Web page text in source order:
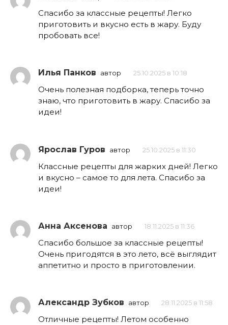
Спасибо за классные рецепты! Легко
приготовить и вкусно есть в жару. Буду
пробовать все!
Илья Панков автор 25.10.2025 в 10:18
Очень полезная подборка, теперь точно
знаю, что приготовить в жару. Спасибо за
идеи!
Ярослав Гуров автор 25.10.2025 в 11:30
Классные рецепты для жарких дней! Легко
и вкусно – самое то для лета. Спасибо за
идеи!
Анна Аксенова автор 18.11.2025 в 11:36
Спасибо большое за классные рецепты!
Очень пригодятся в это лето, всё выглядит
аппетитно и просто в приготовлении.
Александр Зубков автор 28.11.2025 в 11:58
Отличные рецепты! Летом особенно